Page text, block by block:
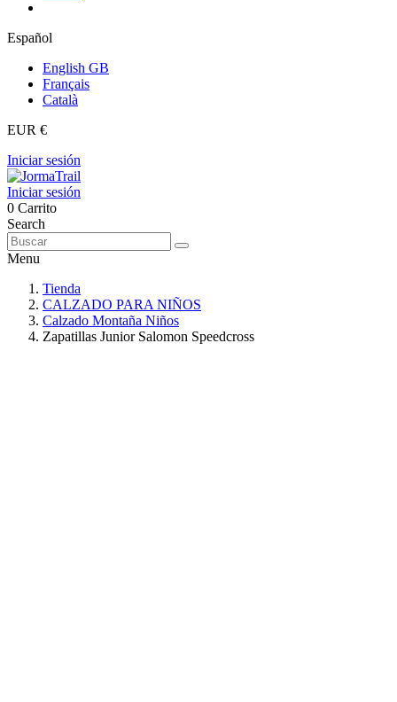
Español
English GB
Français
Català
EUR €
Iniciar sesión
Iniciar sesión
0 Carrito
Search
Menu
Tienda
CALZADO PARA NIÑOS
Calzado Montaña Niños
Zapatillas Junior Salomon Speedcross